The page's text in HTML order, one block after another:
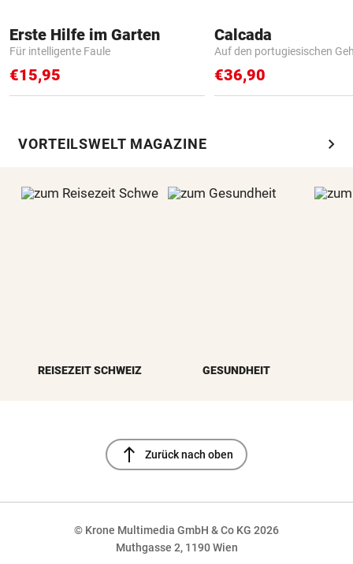
Erste Hilfe im Garten
Für intelligente Faule
€15,95
Calcada
Auf den portugiesischen
€36,90
VORTEILSWELT MAGAZINE chevron_right
REISEZEIT SCHWEIZ GESUNDHEIT
north Zurück nach oben
© Krone Multimedia GmbH & Co KG 2026
Muthgasse 2, 1190 Wien